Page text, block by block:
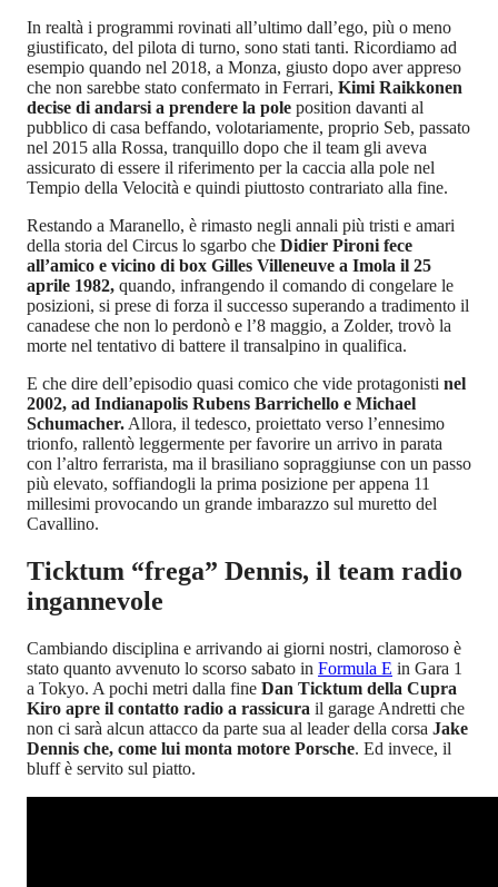
In realtà i programmi rovinati all’ultimo dall’ego, più o meno
giustificato, del pilota di turno, sono stati tanti. Ricordiamo ad
esempio quando nel 2018, a Monza, giusto dopo aver appreso
che non sarebbe stato confermato in Ferrari, Kimi Raikkonen
decise di andarsi a prendere la pole position davanti al
pubblico di casa beffando, volotariamente, proprio Seb, passato
nel 2015 alla Rossa, tranquillo dopo che il team gli aveva
assicurato di essere il riferimento per la caccia alla pole nel
Tempio della Velocità e quindi piuttosto contrariato alla fine.
Restando a Maranello, è rimasto negli annali più tristi e amari
della storia del Circus lo sgarbo che Didier Pironi fece
all’amico e vicino di box Gilles Villeneuve a Imola il 25
aprile 1982, quando, infrangendo il comando di congelare le
posizioni, si prese di forza il successo superando a tradimento il
canadese che non lo perdonò e l’8 maggio, a Zolder, trovò la
morte nel tentativo di battere il transalpino in qualifica.
E che dire dell’episodio quasi comico che vide protagonisti nel
2002, ad Indianapolis Rubens Barrichello e Michael
Schumacher. Allora, il tedesco, proiettato verso l’ennesimo
trionfo, rallentò leggermente per favorire un arrivo in parata
con l’altro ferrarista, ma il brasiliano sopraggiunse con un passo
più elevato, soffiandogli la prima posizione per appena 11
millesimi provocando un grande imbarazzo sul muretto del
Cavallino.
Ticktum “frega” Dennis, il team radio
ingannevole
Cambiando disciplina e arrivando ai giorni nostri, clamoroso è
stato quanto avvenuto lo scorso sabato in Formula E in Gara 1
a Tokyo. A pochi metri dalla fine Dan Ticktum della Cupra
Kiro apre il contatto radio a rassicura il garage Andretti che
non ci sarà alcun attacco da parte sua al leader della corsa Jake
Dennis che, come lui monta motore Porsche. Ed invece, il
bluff è servito sul piatto.